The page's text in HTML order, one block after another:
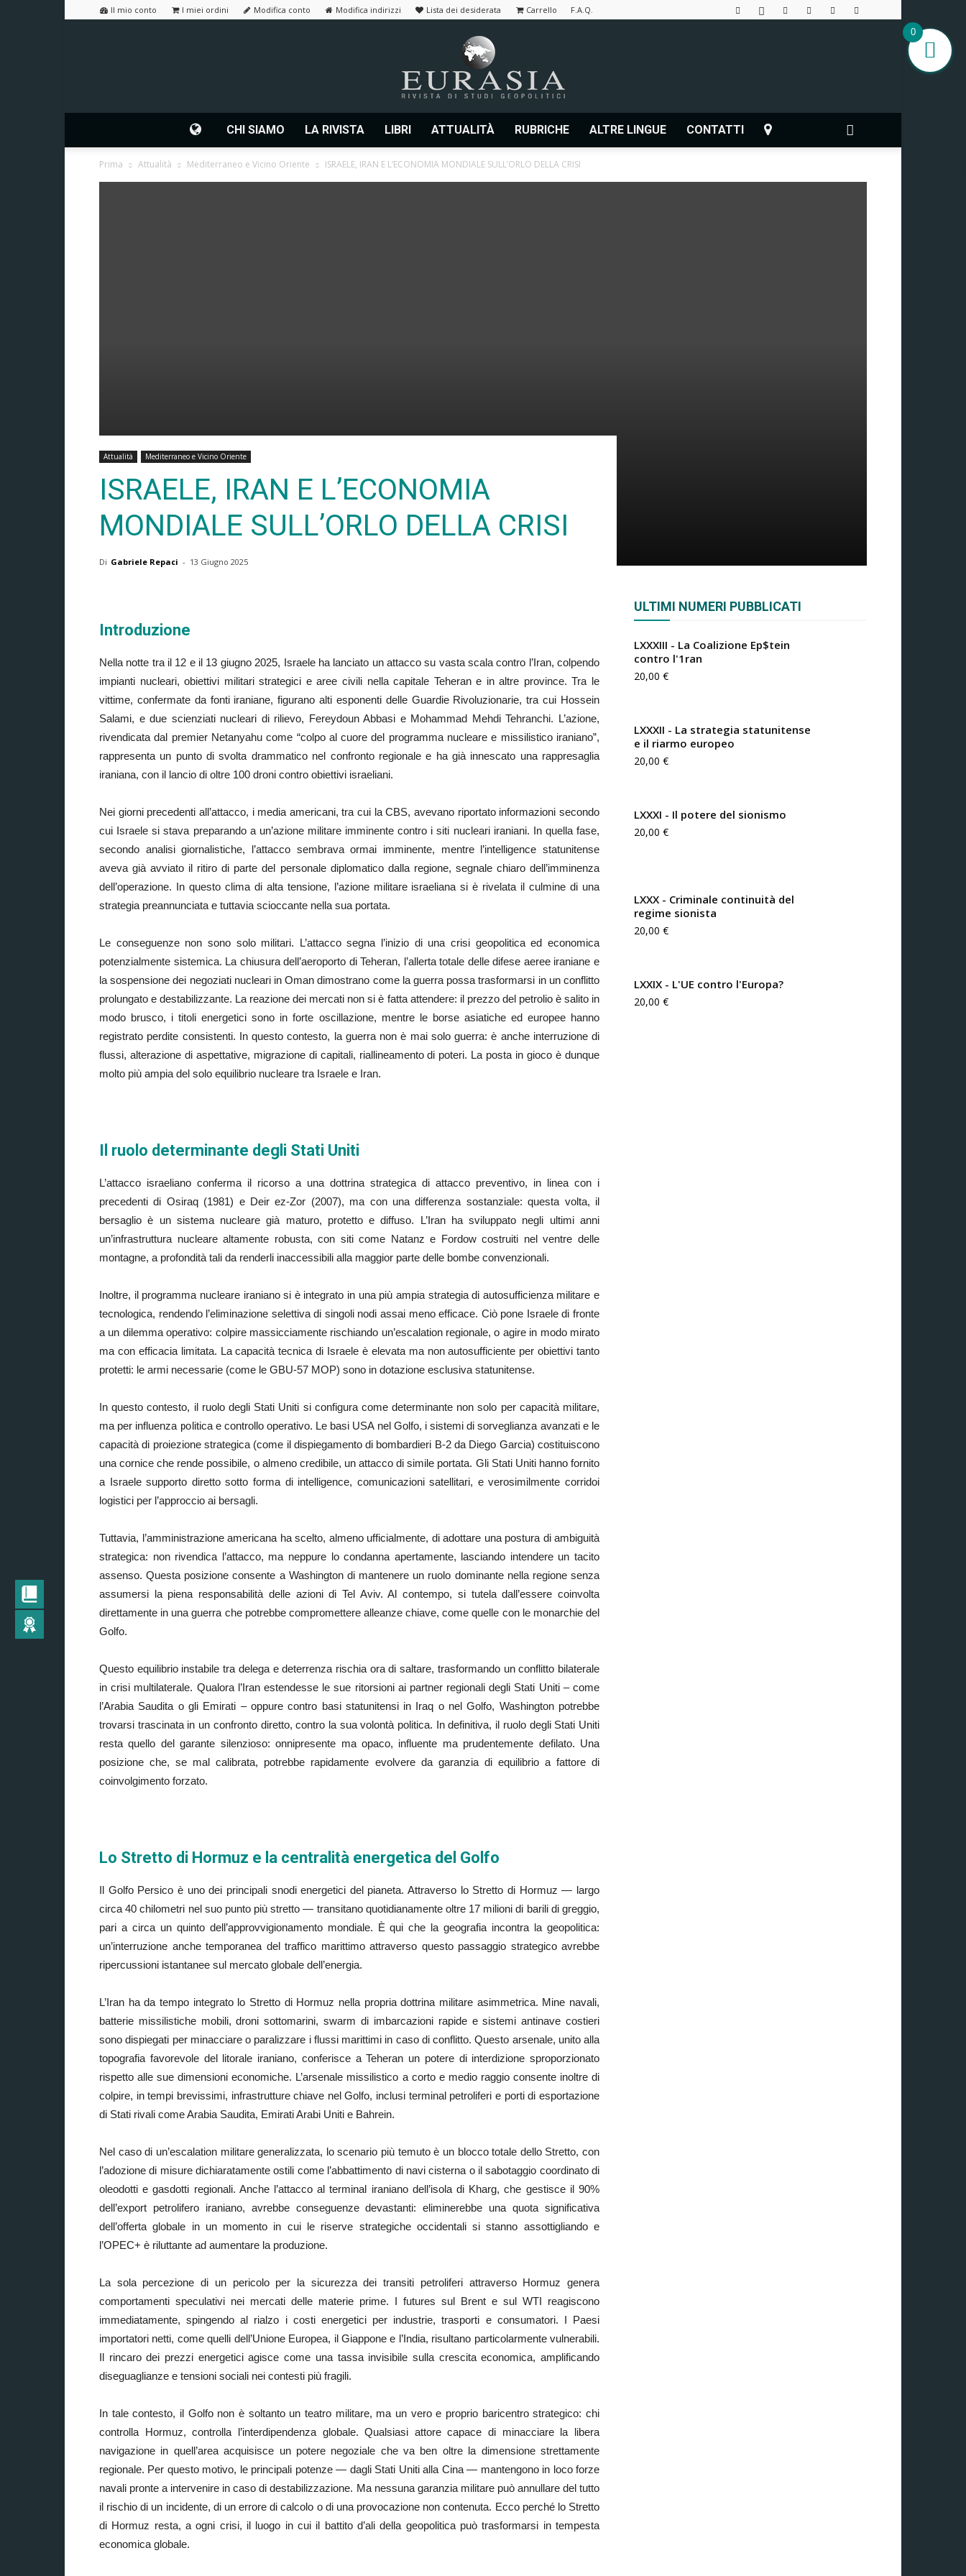
Il mio conto I miei ordini Modifica conto Modifica indirizzi Lista dei desiderata Carrello F.A.Q.
studi
CHI SIAMO LA RIVISTA LIBRI ATTUALITÀ RUBRICHE ALTRE LINGUE CONTATTI
Prima Attualità Mediterraneo e Vicino Oriente ISRAELE, IRAN E L’ECONOMIA MONDIALE SULL’ORLO DELLA CRISI
Attualità Mediterraneo e Vicino Oriente
ISRAELE, IRAN E L’ECONOMIA
MONDIALE SULL’ORLO DELLA CRISI
Di Gabriele Repaci - 13 Giugno 2025
Introduzione
Nella notte tra il 12 e il 13 giugno 2025, Israele ha lanciato un attacco su vasta scala contro l’Iran, colpendo
impianti nucleari, obiettivi militari strategici e aree civili nella capitale Teheran e in altre province. Tra le
vittime, confermate da fonti iraniane, figurano alti esponenti delle Guardie Rivoluzionarie, tra cui Hossein
Salami, e due scienziati nucleari di rilievo, Fereydoun Abbasi e Mohammad Mehdi Tehranchi. L’azione,
rivendicata dal premier Netanyahu come “colpo al cuore del programma nucleare e missilistico iraniano”,
rappresenta un punto di svolta drammatico nel confronto regionale e ha già innescato una rappresaglia
iraniana, con il lancio di oltre 100 droni contro obiettivi israeliani.
Nei giorni precedenti all’attacco, i media americani, tra cui la CBS, avevano riportato informazioni secondo
cui Israele si stava preparando a un’azione militare imminente contro i siti nucleari iraniani. In quella fase,
secondo analisi giornalistiche, l’attacco sembrava ormai imminente, mentre l’intelligence statunitense
aveva già avviato il ritiro di parte del personale diplomatico dalla regione, segnale chiaro dell’imminenza
dell’operazione. In questo clima di alta tensione, l’azione militare israeliana si è rivelata il culmine di una
strategia preannunciata e tuttavia scioccante nella sua portata.
Le conseguenze non sono solo militari. L’attacco segna l’inizio di una crisi geopolitica ed economica
potenzialmente sistemica. La chiusura dell’aeroporto di Teheran, l’allerta totale delle difese aeree iraniane e
la sospensione dei negoziati nucleari in Oman dimostrano come la guerra possa trasformarsi in un conflitto
prolungato e destabilizzante. La reazione dei mercati non si è fatta attendere: il prezzo del petrolio è salito in
modo brusco, i titoli energetici sono in forte oscillazione, mentre le borse asiatiche ed europee hanno
registrato perdite consistenti. In questo contesto, la guerra non è mai solo guerra: è anche interruzione di
flussi, alterazione di aspettative, migrazione di capitali, riallineamento di poteri. La posta in gioco è dunque
molto più ampia del solo equilibrio nucleare tra Israele e Iran.
Il ruolo determinante degli Stati Uniti
L’attacco israeliano conferma il ricorso a una dottrina strategica di attacco preventivo, in linea con i
precedenti di Osiraq (1981) e Deir ez-Zor (2007), ma con una differenza sostanziale: questa volta, il
bersaglio è un sistema nucleare già maturo, protetto e diffuso. L’Iran ha sviluppato negli ultimi anni
un’infrastruttura nucleare altamente robusta, con siti come Natanz e Fordow costruiti nel ventre delle
montagne, a profondità tali da renderli inaccessibili alla maggior parte delle bombe convenzionali.
Inoltre, il programma nucleare iraniano si è integrato in una più ampia strategia di autosufficienza militare e
tecnologica, rendendo l’eliminazione selettiva di singoli nodi assai meno efficace. Ciò pone Israele di fronte
a un dilemma operativo: colpire massicciamente rischiando un’escalation regionale, o agire in modo mirato
ma con efficacia limitata. La capacità tecnica di Israele è elevata ma non autosufficiente per obiettivi tanto
protetti: le armi necessarie (come le GBU-57 MOP) sono in dotazione esclusiva statunitense.
In questo contesto, il ruolo degli Stati Uniti si configura come determinante non solo per capacità militare,
ma per influenza politica e controllo operativo. Le basi USA nel Golfo, i sistemi di sorveglianza avanzati e le
capacità di proiezione strategica (come il dispiegamento di bombardieri B-2 da Diego Garcia) costituiscono
una cornice che rende possibile, o almeno credibile, un attacco di simile portata. Gli Stati Uniti hanno fornito
a Israele supporto diretto sotto forma di intelligence, comunicazioni satellitari, e verosimilmente corridoi
logistici per l’approccio ai bersagli.
Tuttavia, l’amministrazione americana ha scelto, almeno ufficialmente, di adottare una postura di ambiguità
strategica: non rivendica l’attacco, ma neppure lo condanna apertamente, lasciando intendere un tacito
assenso. Questa posizione consente a Washington di mantenere un ruolo dominante nella regione senza
assumersi la piena responsabilità delle azioni di Tel Aviv. Al contempo, si tutela dall’essere coinvolta
direttamente in una guerra che potrebbe compromettere alleanze chiave, come quelle con le monarchie del
Golfo.
Questo equilibrio instabile tra delega e deterrenza rischia ora di saltare, trasformando un conflitto bilaterale
in crisi multilaterale. Qualora l’Iran estendesse le sue ritorsioni ai partner regionali degli Stati Uniti – come
l’Arabia Saudita o gli Emirati – oppure contro basi statunitensi in Iraq o nel Golfo, Washington potrebbe
trovarsi trascinata in un confronto diretto, contro la sua volontà politica. In definitiva, il ruolo degli Stati Uniti
resta quello del garante silenzioso: onnipresente ma opaco, influente ma prudentemente defilato. Una
posizione che, se mal calibrata, potrebbe rapidamente evolvere da garanzia di equilibrio a fattore di
coinvolgimento forzato.
Lo Stretto di Hormuz e la centralità energetica del Golfo
Il Golfo Persico è uno dei principali snodi energetici del pianeta. Attraverso lo Stretto di Hormuz — largo
circa 40 chilometri nel suo punto più stretto — transitano quotidianamente oltre 17 milioni di barili di greggio,
pari a circa un quinto dell’approvvigionamento mondiale. È qui che la geografia incontra la geopolitica:
un’interruzione anche temporanea del traffico marittimo attraverso questo passaggio strategico avrebbe
ripercussioni istantanee sul mercato globale dell’energia.
L’Iran ha da tempo integrato lo Stretto di Hormuz nella propria dottrina militare asimmetrica. Mine navali,
batterie missilistiche mobili, droni sottomarini, swarm di imbarcazioni rapide e sistemi antinave costieri
sono dispiegati per minacciare o paralizzare i flussi marittimi in caso di conflitto. Questo arsenale, unito alla
topografia favorevole del litorale iraniano, conferisce a Teheran un potere di interdizione sproporzionato
rispetto alle sue dimensioni economiche. L’arsenale missilistico a corto e medio raggio consente inoltre di
colpire, in tempi brevissimi, infrastrutture chiave nel Golfo, inclusi terminal petroliferi e porti di esportazione
di Stati rivali come Arabia Saudita, Emirati Arabi Uniti e Bahrein.
Nel caso di un’escalation militare generalizzata, lo scenario più temuto è un blocco totale dello Stretto, con
l’adozione di misure dichiaratamente ostili come l’abbattimento di navi cisterna o il sabotaggio coordinato di
oleodotti e gasdotti regionali. Anche l’attacco al terminal iraniano dell’isola di Kharg, che gestisce il 90%
dell’export petrolifero iraniano, avrebbe conseguenze devastanti: eliminerebbe una quota significativa
dell’offerta globale in un momento in cui le riserve strategiche occidentali si stanno assottigliando e
l’OPEC+ è riluttante ad aumentare la produzione.
La sola percezione di un pericolo per la sicurezza dei transiti petroliferi attraverso Hormuz genera
comportamenti speculativi nei mercati delle materie prime. I futures sul Brent e sul WTI reagiscono
immediatamente, spingendo al rialzo i costi energetici per industrie, trasporti e consumatori. I Paesi
importatori netti, come quelli dell’Unione Europea, il Giappone e l’India, risultano particolarmente vulnerabili.
Il rincaro dei prezzi energetici agisce come una tassa invisibile sulla crescita economica, amplificando
diseguaglianze e tensioni sociali nei contesti più fragili.
In tale contesto, il Golfo non è soltanto un teatro militare, ma un vero e proprio baricentro strategico: chi
controlla Hormuz, controlla l’interdipendenza globale. Qualsiasi attore capace di minacciare la libera
navigazione in quell’area acquisisce un potere negoziale che va ben oltre la dimensione strettamente
regionale. Per questo motivo, le principali potenze — dagli Stati Uniti alla Cina — mantengono in loco forze
navali pronte a intervenire in caso di destabilizzazione. Ma nessuna garanzia militare può annullare del tutto
il rischio di un incidente, di un errore di calcolo o di una provocazione non contenuta. Ecco perché lo Stretto
di Hormuz resta, a ogni crisi, il luogo in cui il battito d’ali della geopolitica può trasformarsi in tempesta
economica globale.
ULTIMI NUMERI PUBBLICATI
LXXXIII - La Coalizione Ep$tein
contro l'1ran
20,00 €
LXXXII - La strategia statunitense
e il riarmo europeo
20,00 €
LXXXI - Il potere del sionismo
20,00 €
LXXX - Criminale continuità del
regime sionista
20,00 €
LXXIX - L'UE contro l'Europa?
20,00 €
0